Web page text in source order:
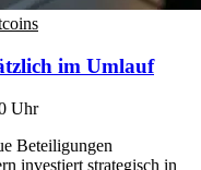
im Umlauf
Uhr
Beteiligungen
investiert strategisch in